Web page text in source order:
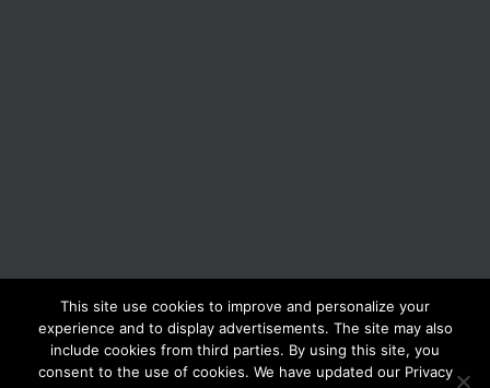
BOLIS ITALIA S.R.L. a socio unico - VIA F.LLI KENNEDY - 23881 AIRUNO
(LC) - ITALY Tel: +39 0399271126 Fax: +39 0399271133 General e-mail:
info@bolisitalia.com - P.IVA / C.F. IT02262000165
Privacy and Cookies
This site use cookies to improve and personalize your
experience and to display advertisements. The site may also
include cookies from third parties. By using this site, you
consent to the use of cookies. We have updated our Privacy